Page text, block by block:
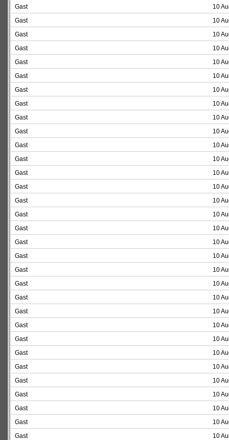
Gast
10
Gast
10
Gast
10
Gast
10
Gast
10
Gast
10
Gast
10
Gast
10
Gast
10
Gast
10
Gast
10
Gast
10
Gast
10
Gast
10
Gast
10
Gast
10
Gast
10
Gast
10
Gast
10
Gast
10
Gast
10
Gast
10
Gast
10
Gast
10
Gast
10
Gast
10
Gast
10
Gast
10
Gast
10
Gast
10
Gast
10
Gast
10